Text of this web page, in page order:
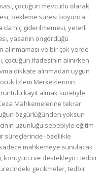
çocuğun mevcutlu olarak
bekleme süresi boyunca
da hiç giderilmemesi, yeterli
yasanın öngördüğü
ve bir çok yerde
çocuğun ifadesinin alınırken
dikkate alınmadan uygun
İzlem Merkezlerinin
kayıt almak suretiyle
Mahkemelerine tekrar
özgürlüğünden yoksun
uzunluğu sebebiyle eğitim
süreçlerinde -özellikle
mahkemeye sunulacak
koruyucu ve destekleyici tedbir
gecikmeler, tedbir